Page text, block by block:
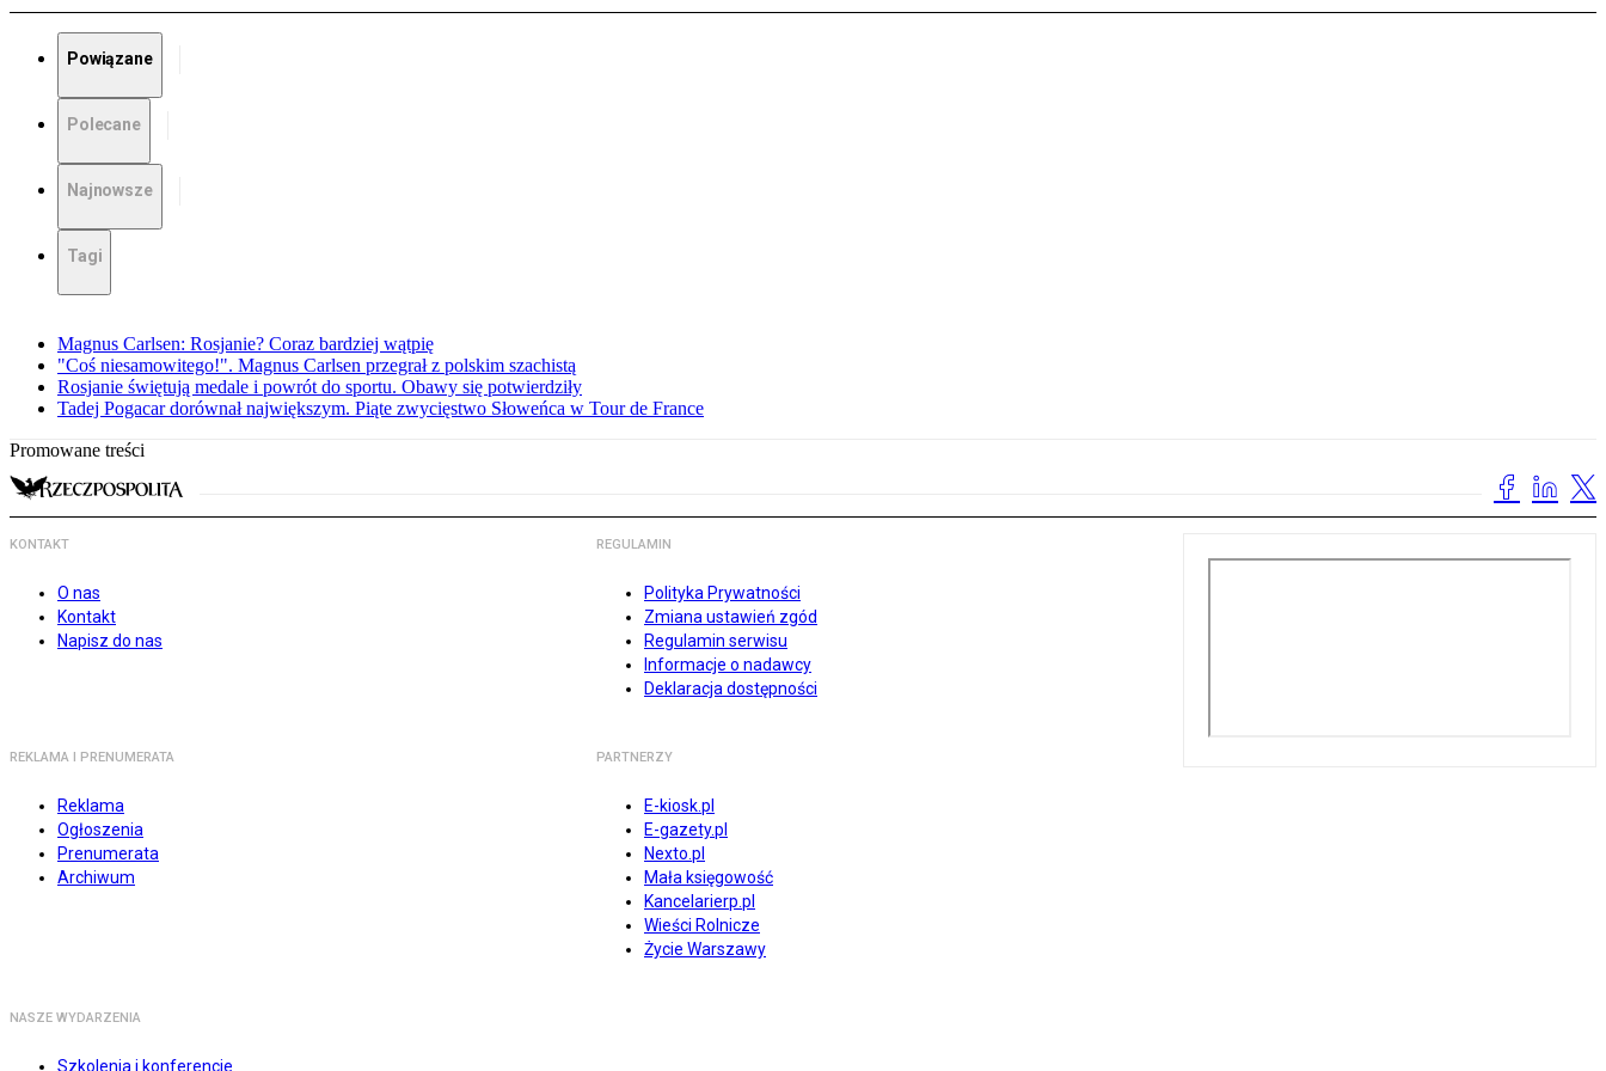
Powiązane
Polecane
Najnowsze
Tagi
Magnus Carlsen: Rosjanie? Coraz bardziej wątpię
"Coś niesamowitego!". Magnus Carlsen przegrał z polskim szachistą
Rosjanie świętują medale i powrót do sportu. Obawy się potwierdziły
Tadej Pogacar dorównał największym. Piąte zwycięstwo Słoweńca w Tour de France
Promowane treści
KONTAKT
O nas
Kontakt
Napisz do nas
REGULAMIN
Polityka Prywatności
Zmiana ustawień zgód
Regulamin serwisu
Informacje o nadawcy
Deklaracja dostępności
REKLAMA I PRENUMERATA
Reklama
Ogłoszenia
Prenumerata
Archiwum
PARTNERZY
E-kiosk.pl
E-gazety.pl
Nexto.pl
Mała księgowość
Kancelarierp.pl
Wieści Rolnicze
Życie Warszawy
NASZE WYDARZENIA
Szkolenia i konferencje